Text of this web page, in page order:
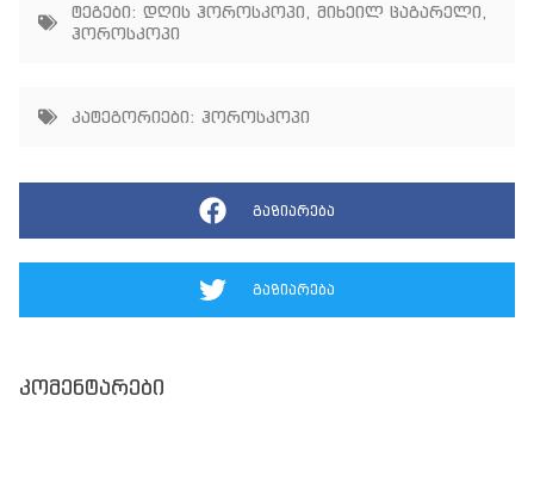
ტეგები: დღის ჰოროსკოპი, მიხეილ ცაგარელი,
ჰოროსკოპი
კატეგორიები: ჰოროსკოპი
გაზიარება
გაზიარება
კომენტარები